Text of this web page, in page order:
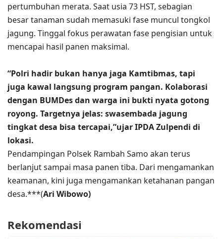
pertumbuhan merata. Saat usia 73 HST, sebagian
besar tanaman sudah memasuki fase muncul tongkol
jagung. Tinggal fokus perawatan fase pengisian untuk
mencapai hasil panen maksimal.
“Polri hadir bukan hanya jaga Kamtibmas, tapi
juga kawal langsung program pangan. Kolaborasi
dengan BUMDes dan warga ini bukti nyata gotong
royong. Targetnya jelas: swasembada jagung
tingkat desa bisa tercapai,”ujar IPDA Zulpendi di
lokasi.
Pendampingan Polsek Rambah Samo akan terus
berlanjut sampai masa panen tiba. Dari mengamankan
keamanan, kini juga mengamankan ketahanan pangan
desa.***(Ari Wibowo)
Rekomendasi